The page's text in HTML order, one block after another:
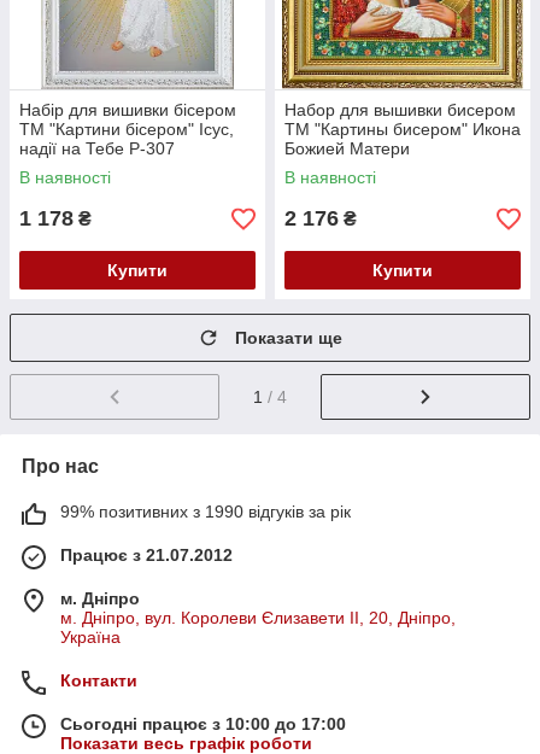
Набір для вишивки бісером
ТМ "Картини бісером" Ісус,
надії на Тебе Р-307
В наявності
1 178 ₴
Купити
Набор для вышивки бисером
ТМ "Картины бисером" Икона
Божией Матери
Касперовская Р-313
В наявності
2 176 ₴
Купити
Показати ще
1 / 4
Про нас
99% позитивних з 1990 відгуків за рік
Працює з 21.07.2012
м. Дніпро
м. Дніпро, вул. Королеви Єлизавети ІІ, 20, Дніпро,
Україна
Контакти
Сьогодні працює з 10:00 до 17:00
Показати весь графік роботи